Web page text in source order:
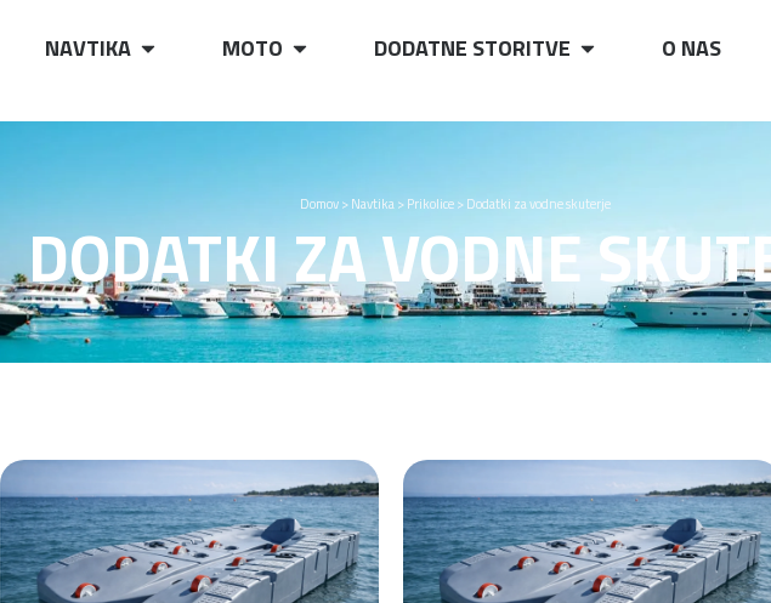
NAVTIKA MOTO DODATNE STORITVE O NAS
Domov>Navtika>Prikolice>Dodatki za vodne skuterje
DODATKI ZA VODNE